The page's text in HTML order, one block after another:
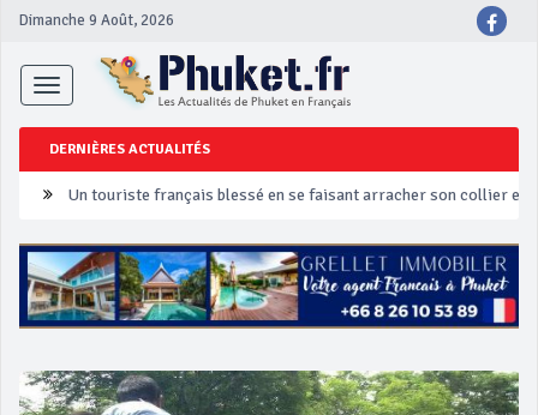
Dimanche 9 Août, 2026
Toggle
navigation
DERNIÈRES ACTUALITÉS
Un touriste français blessé en se faisant arracher son collier en
Phuket Peranakan Festival
‘Phuket Eye’ assurera la sécurité pendant Songkran
Campagne de sécurité routière ‘Seven Days of Danger’ de